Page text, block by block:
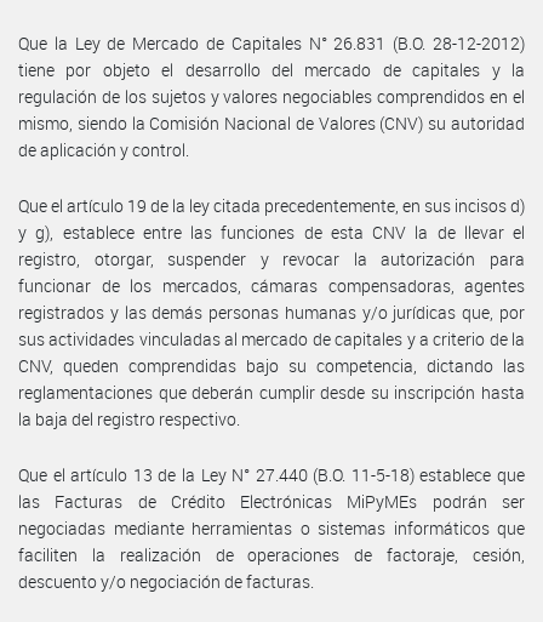
Que la Ley de Mercado de Capitales N° 26.831 (B.O. 28-12-2012)
tiene por objeto el desarrollo del mercado de capitales y la
regulación de los sujetos y valores negociables comprendidos en el
mismo, siendo la Comisión Nacional de Valores (CNV) su autoridad
de aplicación y control.
Que el artículo 19 de la ley citada precedentemente, en sus incisos d)
y g), establece entre las funciones de esta CNV la de llevar el
registro, otorgar, suspender y revocar la autorización para
funcionar de los mercados, cámaras compensadoras, agentes
registrados y las demás personas humanas y/o jurídicas que, por
sus actividades vinculadas al mercado de capitales y a criterio de la
CNV, queden comprendidas bajo su competencia, dictando las
reglamentaciones que deberán cumplir desde su inscripción hasta
la baja del registro respectivo.
Que el artículo 13 de la Ley N° 27.440 (B.O. 11-5-18) establece que
las Facturas de Crédito Electrónicas MiPyMEs podrán ser
negociadas mediante herramientas o sistemas informáticos que
faciliten la realización de operaciones de factoraje, cesión,
descuento y/o negociación de facturas.